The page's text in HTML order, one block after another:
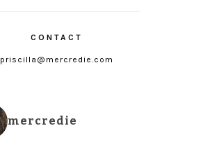
CONTACT
priscilla@mercredie.com
mercredie